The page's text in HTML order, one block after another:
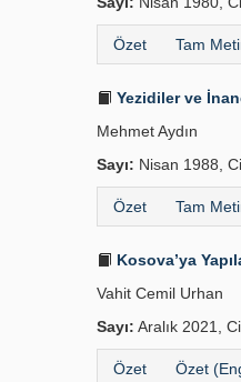
Özet Tam
Yezidiler ve
Mehmet Aydın
Sayı: Nisan 1988,
Özet Tam
Kosova’ya
Vahit Cemil Urhan
Sayı: Aralık 2021,
Özet Özet